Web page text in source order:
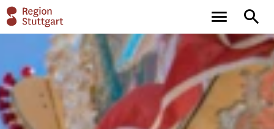
main
full-
search